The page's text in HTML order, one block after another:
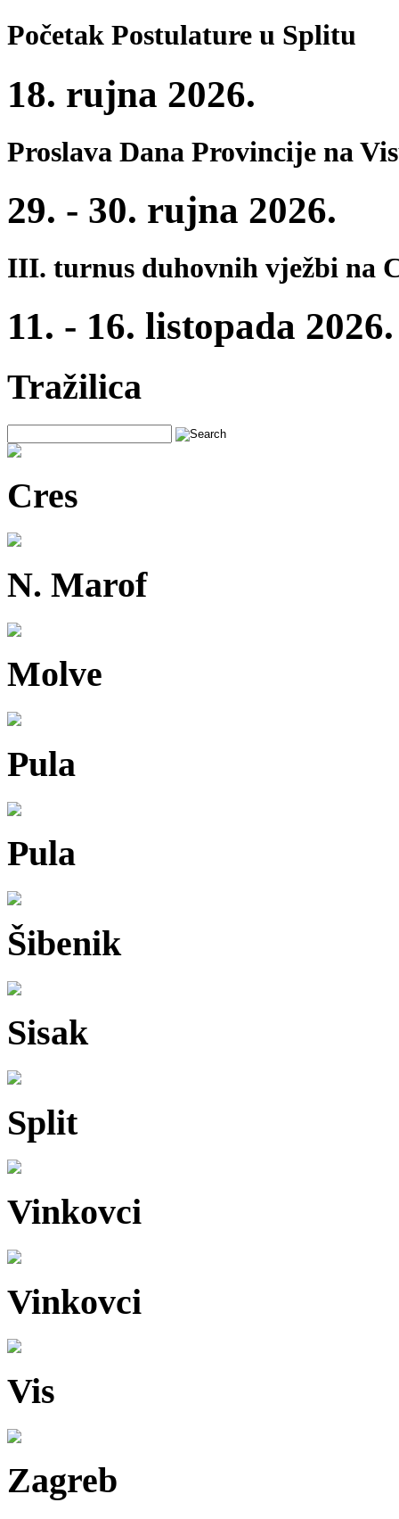
Početak Postulature u Splitu
18. rujna 2026.
Proslava Dana Provincije na
29. - 30. rujna 2026.
III. turnus duhovnih vježbi na
11. - 16. listopada 2026.
Tražilica
Cres
N. Marof
Molve
Pula
Pula
Šibenik
Sisak
Split
Vinkovci
Vinkovci
Vis
Zagreb